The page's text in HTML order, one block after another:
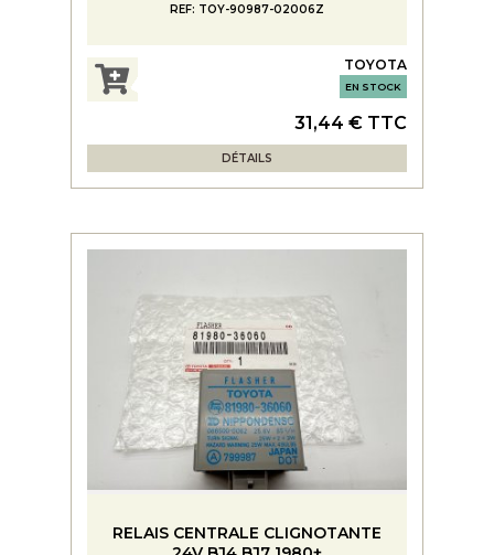
REF: TOY-90987-02006Z
TOYOTA
EN STOCK
31,44 € TTC
DÉTAILS
RELAIS CENTRALE CLIGNOTANTE